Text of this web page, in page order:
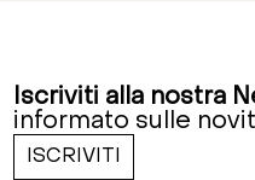
Iscriviti alla nostra
informato sulle
ISCRIVITI